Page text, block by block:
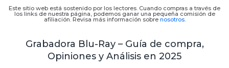
Este sitio web está sostenido por los lectores. Cuando compras a través de
los links de nuestra página, podemos ganar una pequeña comisión de
afiliación. Revisa más información sobre nosotros.
Grabadora Blu-Ray – Guía de compra,
Opiniones y Análisis en 2025